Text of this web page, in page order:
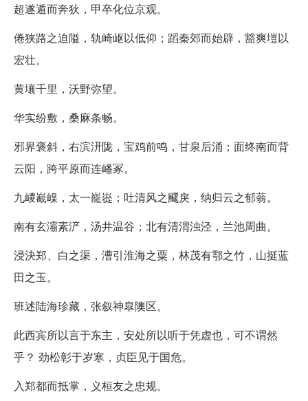
超遂遁而奔狄，甲卒化位京观。
倦狭路之迫隘，轨崎岖以低仰；蹈秦郊而始辟，豁爽塏以
宏壮。
黄壤千里，沃野弥望。
华实纷敷，桑麻条畅。
邪界褒斜，右滨汧陇，宝鸡前鸣，甘泉后涌；面终南而背
云阳，跨平原而连嶓冢。
九嵕嶻嵲，太一巃嵸；吐清风之飂戾，纳归云之郁蓊。
南有玄灞素浐，汤井温谷；北有清渭浊泾，兰池周曲。
浸決郑、白之渠，漕引淮海之粟，林茂有鄠之竹，山挺蓝
田之玉。
班述陆海珍藏，张叙神皐隩区。
此西宾所以言于东主，安处所以听于凭虚也，可不谓然
乎？ 劲松彰于岁寒，贞臣见于国危。
入郑都而抵掌，义桓友之忠规。